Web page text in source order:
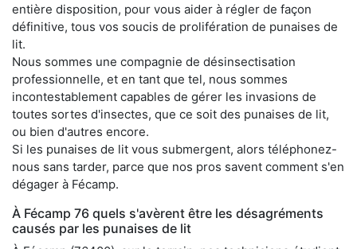
entière disposition, pour vous aider à régler de façon
définitive, tous vos soucis de prolifération de punaises de
lit.
Nous sommes une compagnie de désinsectisation
professionnelle, et en tant que tel, nous sommes
incontestablement capables de gérer les invasions de
toutes sortes d'insectes, que ce soit des punaises de lit,
ou bien d'autres encore.
Si les punaises de lit vous submergent, alors téléphonez-
nous sans tarder, parce que nos pros savent comment s'en
dégager à Fécamp.
À Fécamp 76 quels s'avèrent être les désagréments
causés par les punaises de lit